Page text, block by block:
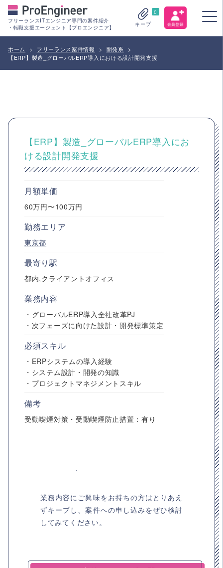
フリーランスITエンジニア専門の案件紹介
・転職支援エージェント【プロエンジニア】
0
キープ
ホーム > フリーランス案件情報 > 開発系
>
【ERP】製造_グローバルERP導入における設計開発支援
【ERP】製造_グローバルERP導入にお
ける設計開発支援
月額単価
60万円〜100万円
勤務エリア
東京都
最寄り駅
都内,クライアントオフィス
業務内容
・グローバルERP導入全社改革PJ
・次フェーズに向けた設計・開発標準策定
必須スキル
・ERPシステムの導入経験
・システム設計・開発の知識
・プロジェクトマネジメントスキル
備考
受動喫煙対策・受動喫煙防止措置：有り
業務内容にご興味をお持ちの方はとりあえ
ずキープし、案件への申し込みをぜひ検討
してみてください。